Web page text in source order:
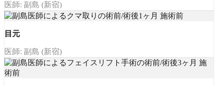
医師: 副島 (新宿)
目元
医師: 副島 (新宿)